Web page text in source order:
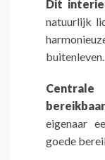
Dit
natuurlijk
buitenleven.
eigenaar
goede